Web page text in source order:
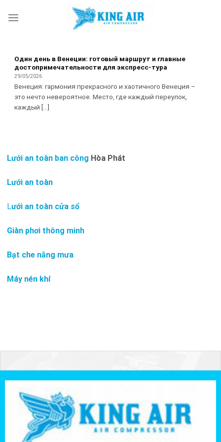
Один день в Венеции: готовый маршрут и главные
достопримечательности для экспресс-тура
29/05/2026
Венеция: гармония прекрасного и хаотичного Венеция –
это нечто невероятное. Место, где каждый переулок,
каждый [...]
Lưới an toàn ban công Hòa Phát
Lưới an toàn
Lưới an toàn cửa sổ
Giàn phơi thông minh
Bạt che nắng mưa
Máy nén khí